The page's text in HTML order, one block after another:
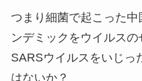
つまり細菌で起こった
ンデミックをウイルス
SARSウイルスをいじっ
はないか？